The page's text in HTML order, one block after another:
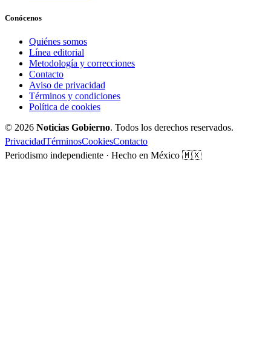
Conócenos
Quiénes somos
Línea editorial
Metodología y correcciones
Contacto
Aviso de privacidad
Términos y condiciones
Política de cookies
© 2026 Noticias Gobierno. Todos los derechos reservados.
PrivacidadTérminosCookiesContacto
Periodismo independiente · Hecho en México 🇲🇽